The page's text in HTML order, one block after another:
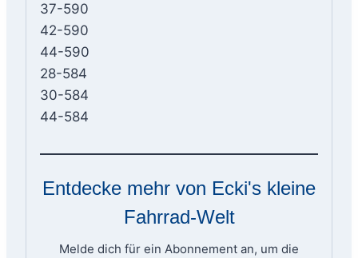
37-590
42-590
44-590
28-584
30-584
44-584
Entdecke mehr von Ecki's kleine
Fahrrad-Welt
Melde dich für ein Abonnement an, um die